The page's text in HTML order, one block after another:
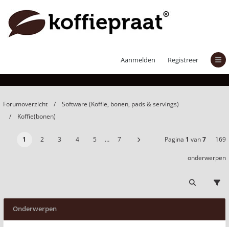
Aanmelden Registreer
Forumoverzicht
Software (Koffie, bonen, pads & servings)
Koffie(bonen)
1 2 3 4 5 … 7 Pagina 1 van7 169
onderwerpen
Onderwerpen